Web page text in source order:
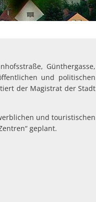
Günthergasse,
und politischen
der Magistrat der Stadt
und touristischen
geplant.